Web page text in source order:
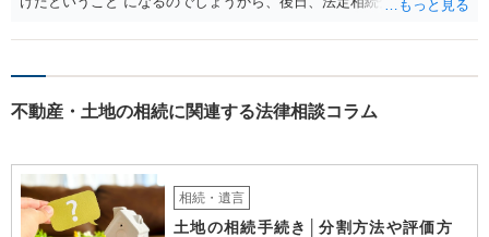
不動産・土地の相続に関連する法律相談コラム
相続・遺言
土地の相続手続き│分割方法や評価方